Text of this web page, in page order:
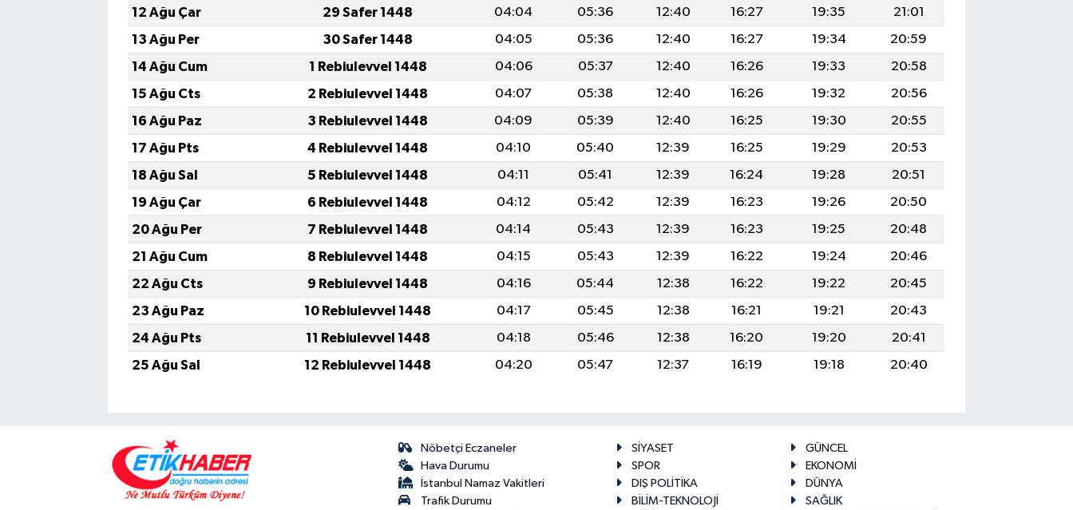
12 Ağu Çar
29 Safer 1448 04:04 05:36 12:40 16:27 19:35
21:01
13 Ağu Per
30 Safer 1448 04:05 05:36 12:40 16:27 19:34
20:59
14 Ağu Cum
1 Rebiulevvel 1448 04:06 05:37 12:40 16:26 19:33
20:58
15 Ağu Cts
2 Rebiulevvel 1448 04:07 05:38 12:40 16:26 19:32
20:56
16 Ağu Paz
3 Rebiulevvel 1448 04:09 05:39 12:40 16:25 19:30
20:55
17 Ağu Pts
4 Rebiulevvel 1448 04:10 05:40 12:39 16:25 19:29
20:53
18 Ağu Sal
5 Rebiulevvel 1448 04:11 05:41 12:39 16:24 19:28
20:51
19 Ağu Çar
6 Rebiulevvel 1448 04:12 05:42 12:39 16:23 19:26
20:50
20 Ağu Per
7 Rebiulevvel 1448 04:14 05:43 12:39 16:23 19:25
20:48
21 Ağu Cum
8 Rebiulevvel 1448 04:15 05:43 12:39 16:22 19:24
20:46
22 Ağu Cts
9 Rebiulevvel 1448 04:16 05:44 12:38 16:22 19:22
20:45
23 Ağu Paz
10 Rebiulevvel 1448 04:17 05:45 12:38 16:21 19:21
20:43
24 Ağu Pts
11 Rebiulevvel 1448 04:18 05:46 12:38 16:20 19:20
20:41
25 Ağu Sal
12 Rebiulevvel 1448 04:20 05:47 12:37 16:19 19:18 20:40
Nöbetçi Eczaneler
Hava Durumu
İstanbul Namaz Vakitleri
Trafik Durumu
SİYASET
GÜNCEL
SPOR
EKONOMİ
DIŞ POLİTİKA
DÜNYA
BİLİM-TEKNOLOJİ
SAĞLIK